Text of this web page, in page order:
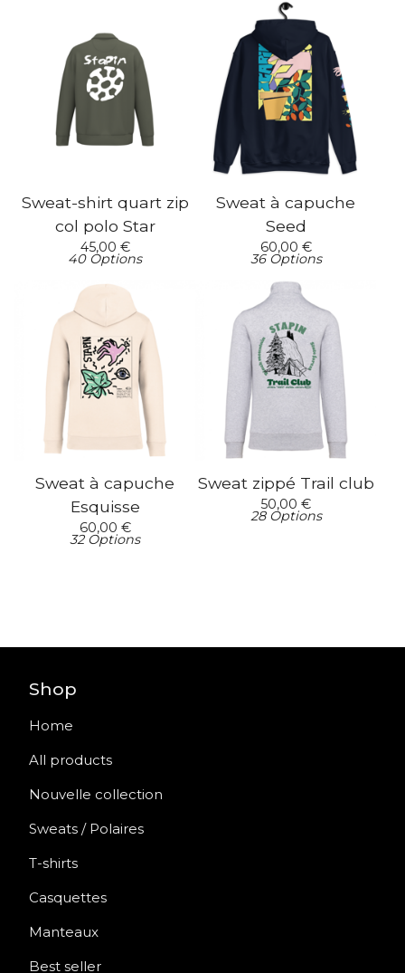
Sweat-shirt quart zip
col polo Star
45,00 €
40 Options
Sweat à capuche
Seed
60,00 €
36 Options
Sweat à capuche
Esquisse
60,00 €
32 Options
Sweat zippé Trail club
50,00 €
28 Options
Shop
Home
All products
Nouvelle collection
Sweats / Polaires
T-shirts
Casquettes
Manteaux
Best seller